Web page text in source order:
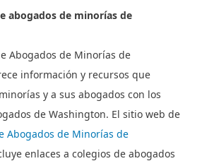
abogados de minorías de
Abogados de Minorías de
información y recursos que
y a sus abogados con los
de Washington. El sitio web de
Abogados de Minorías de
enlaces a colegios de abogados